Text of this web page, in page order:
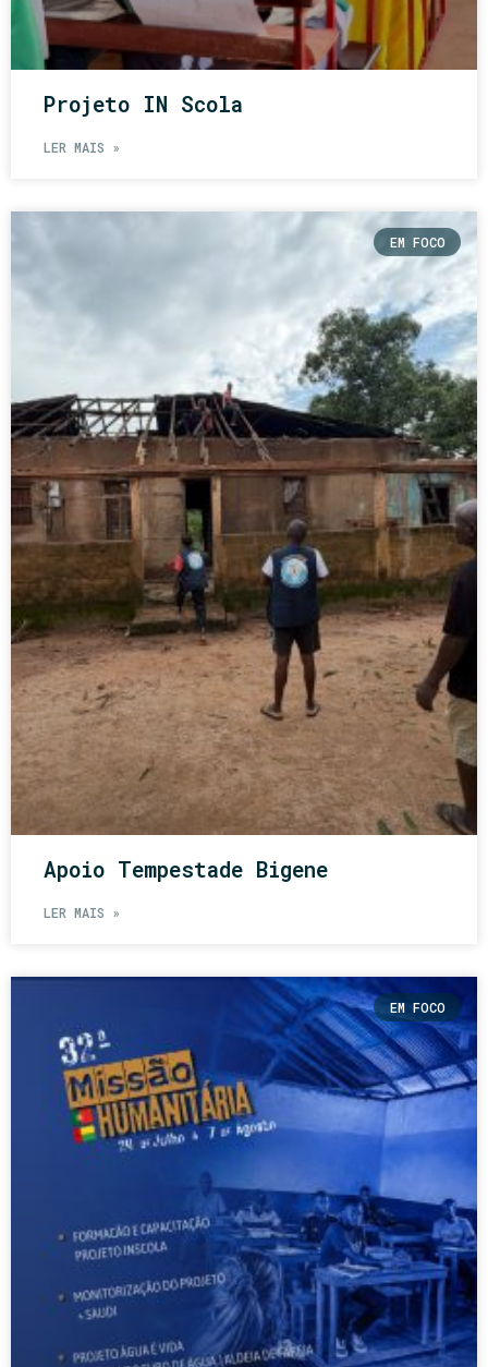
Projeto IN Scola
LER MAIS »
EM FOCO
Apoio Tempestade Bigene
LER MAIS »
EM FOCO